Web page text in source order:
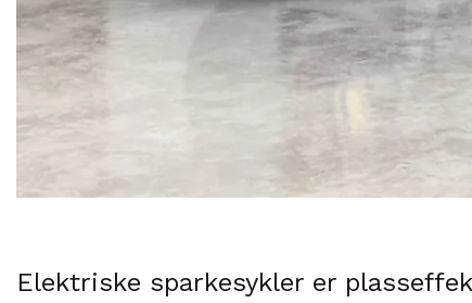
Elektriske sparkesykler er